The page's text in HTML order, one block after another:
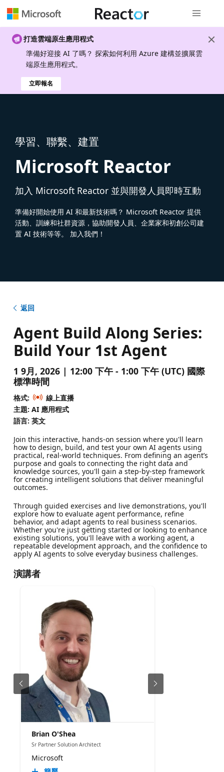
打造雲端原生應用程式
準備好迎接 AI 了嗎？ 探索如何利用 Azure 建構並擴展雲
端原生應用程式。
立即報名
學習、聯繫、建置
Microsoft Reactor
加入 Microsoft Reactor 並與開發人員即時互動
準備好開始使用 AI 和最新技術嗎？ Microsoft Reactor 提供
活動、訓練和社群資源，協助開發人員、企業家和初創公司建
置 AI 技術等等。 加入我們！
返回
Agent Build Along Series:
Build Your 1st Agent
1 9月, 2026 | 12:00 下午 - 1:00 下午 (UTC) 國際
標準時間
格式:
線上直播
主題: AI 應用程式
語言: 英文
Join this interactive, hands-on session where you'll learn
how to design, build, and test your own AI agents using
practical, real-world techniques. From defining an agent’s
purpose and goals to connecting the right data and
knowledge sources, you'll gain a step-by-step framework
for creating intelligent solutions that deliver meaningful
outcomes.
Through guided exercises and live demonstrations, you'll
explore how to evaluate agent performance, refine
behavior, and adapt agents to real business scenarios.
Whether you're just getting started or looking to enhance
existing solutions, you'll leave with a working agent, a
repeatable development approach, and the confidence to
apply AI agents to solve everyday business challenges.
演講者
Brian O'Shea
Sr Partner Solution Architect
Microsoft